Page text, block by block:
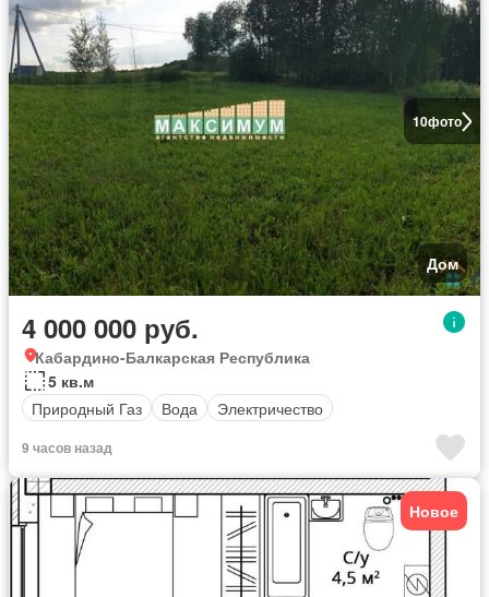
10фото
Дом
4 000 000 руб.
Кабардино-Балкарская Республика
5 кв.м
Природный Газ
Вода Электричество
9 часов назад
Новое